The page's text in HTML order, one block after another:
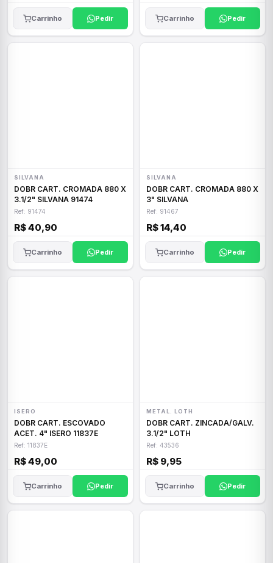
Carrinho Pedir Carrinho Pedir
SILVANA
DOBR CART. CROMADA 880 X
3.1/2" SILVANA 91474
Ref: 91474
R$ 40,90
Carrinho Pedir
SILVANA
DOBR CART. CROMADA 880 X
3" SILVANA
Ref: 91467
R$ 14,40
Carrinho Pedir
ISERO
DOBR CART. ESCOVADO
ACET. 4" ISERO 11837E
Ref: 11837E
R$ 49,00
Carrinho Pedir
METAL. LOTH
DOBR CART. ZINCADA/GALV.
3.1/2" LOTH
Ref: 43536
R$ 9,95
Carrinho Pedir